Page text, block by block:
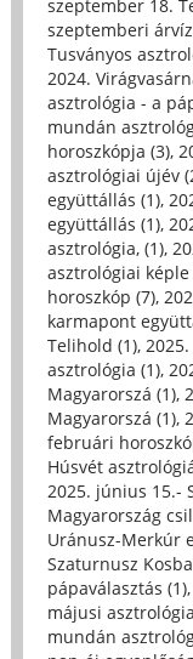
szeptember 18.
szeptemberi
Tusványos
2024.
asztrológia - a
mundán
horoszkópja (3),
asztrológiai újév
együttállás (1),
együttállás (1),
asztrológia, (1),
asztrológiai képle
horoszkóp (7),
karmapont
Telihold (1),
asztrológia (1),
Magyarorszá (1),
Magyarorszá (1),
februári
Húsvét
2025. június 15.-
Magyarország
Uránusz-Merkúr
Szaturnusz
pápaválasztás (1),
májusi
mundán